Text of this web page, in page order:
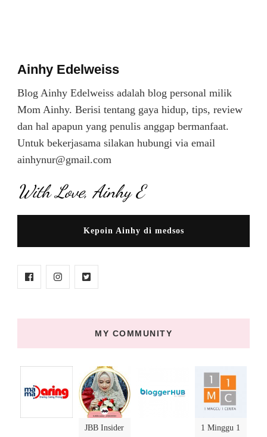
Ainhy Edelweiss
Blog Ainhy Edelweiss adalah blog personal milik
Mom Ainhy. Berisi tentang gaya hidup, tips, review
dan hal apapun yang penulis anggap bermanfaat.
Untuk bekerjasama silakan hubungi via email
ainhynur@gmail.com
With Love, Ainhy E
Kepoin Ainhy di medsos
MY COMMUNITY
JBB Insider
1 Minggu 1